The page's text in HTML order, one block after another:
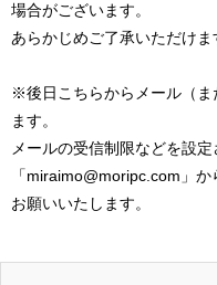
場合がございます。
あらかじめご了承いただけま
※後日こちらからメール（ま
ます。
メールの受信制限などを設
「miraimo@moripc.com」
お願いいたします。